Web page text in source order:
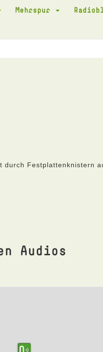
Mehrspur
durch Festplattenknistern
Audios